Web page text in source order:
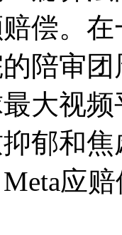
偿。
陪审
大视
郁和
应